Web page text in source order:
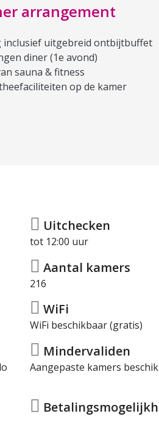
arrangement
inclusief uitgebreid ontbijtbuffet
diner (1e avond)
sauna & fitness
op de kamer
Uitchecken
tot 12:00 uur
Aantal kamers
216
WiFi
WiFi beschikbaar (gratis)
Mindervaliden
Aangepaste kamers